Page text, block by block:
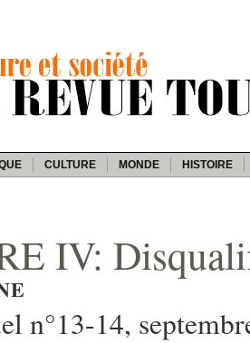
CULTURE MONDE HISTOIRE
IV:
n°13-14,